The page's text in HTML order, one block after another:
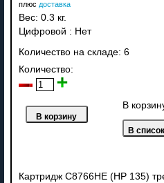
плюс доставка
Вес: 0.3 кг.
Цифровой : Нет
Количество на складе: 6
Количество:
В
Картридж C8766HE (HP 135)